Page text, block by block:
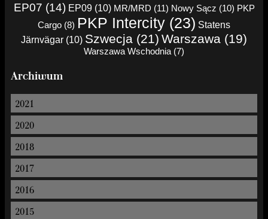
EP07 (14) EP09 (10) MR/MRD (11) Nowy Sącz (10) PKP
Cargo (8) PKP Intercity (23) Statens
Järnvägar (10) Szwecja (21) Warszawa (19)
Warszawa Wschodnia (7)
Archiwum
2021
2020
2018
2017
2016
2015